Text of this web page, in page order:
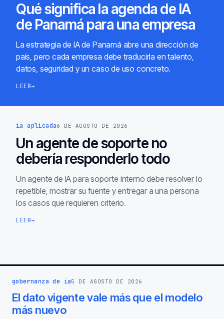
Qué significa la agenda de IA
de Panamá para una empresa
La estrategia de IA de Panamá abre una dirección de
país, pero cada empresa debe traducirla en talento,
datos, seguridad y un caso de uso concreto.
LEER→
ia aplicada6 DE AGOSTO DE 2026
Un agente de soporte no
debería responderlo todo
Un agente de IA para soporte interno debe resolver lo
repetible, mostrar su fuente y entregar a una persona
los casos que requieren criterio.
LEER→
gobernanza de ia5 DE AGOSTO DE 2026
El dato vigente vale más que el modelo
más nuevo